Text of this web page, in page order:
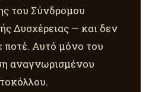
του Σύνδρομου
Δυσχέρειας — και δεν
ποτέ. Αυτό μόνο του
αναγνωρισμένου